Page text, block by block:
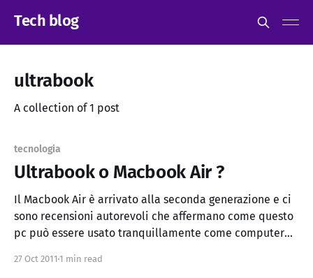
Tech blog
ultrabook
A collection of 1 post
tecnologia
Ultrabook o Macbook Air ?
Il Macbook Air è arrivato alla seconda generazione e ci
sono recensioni autorevoli che affermano come questo
pc può essere usato tranquillamente come computer
lo meno per lo sviluppo di applicazioni,
27 Oct 2011 1 min read